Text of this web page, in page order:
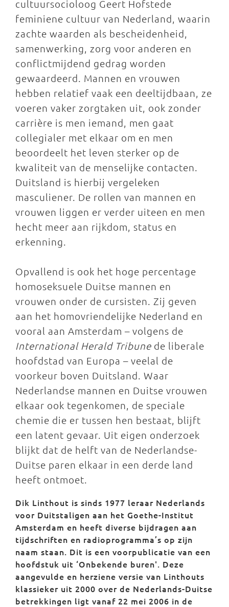
cultuursocioloog Geert Hofstede
feminiene cultuur van Nederland, waarin
zachte waarden als bescheidenheid,
samenwerking, zorg voor anderen en
conflictmijdend gedrag worden
gewaardeerd. Mannen en vrouwen
hebben relatief vaak een deeltijdbaan, ze
voeren vaker zorgtaken uit, ook zonder
carrière is men iemand, men gaat
collegialer met elkaar om en men
beoordeelt het leven sterker op de
kwaliteit van de menselijke contacten.
Duitsland is hierbij vergeleken
masculiener. De rollen van mannen en
vrouwen liggen er verder uiteen en men
hecht meer aan rijkdom, status en
erkenning.
Opvallend is ook het hoge percentage
homoseksuele Duitse mannen en
vrouwen onder de cursisten. Zij geven
aan het homovriendelijke Nederland en
vooral aan Amsterdam – volgens de
International Herald Tribune de liberale
hoofdstad van Europa – veelal de
voorkeur boven Duitsland. Waar
Nederlandse mannen en Duitse vrouwen
elkaar ook tegenkomen, de speciale
chemie die er tussen hen bestaat, blijft
een latent gevaar. Uit eigen onderzoek
blijkt dat de helft van de Nederlandse-
Duitse paren elkaar in een derde land
heeft ontmoet.
Dik Linthout is sinds 1977 leraar Nederlands
voor Duitstaligen aan het Goethe-Institut
Amsterdam en heeft diverse bijdragen aan
tijdschriften en radioprogramma’s op zijn
naam staan. Dit is een voorpublicatie van een
hoofdstuk uit ‘Onbekende buren'. Deze
aangevulde en herziene versie van Linthouts
klassieker uit 2000 over de Nederlands-Duitse
betrekkingen ligt vanaf 22 mei 2006 in de